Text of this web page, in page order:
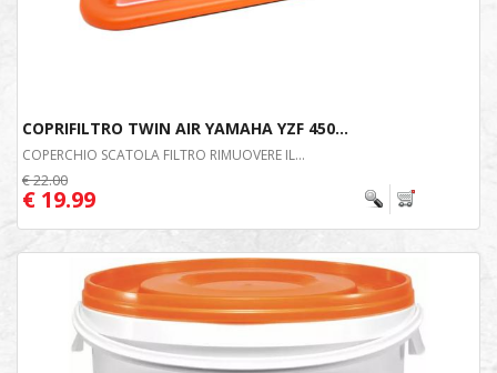
COPRIFILTRO TWIN AIR YAMAHA YZF 450...
COPERCHIO SCATOLA FILTRO RIMUOVERE IL...
€ 22.00
€ 19.99